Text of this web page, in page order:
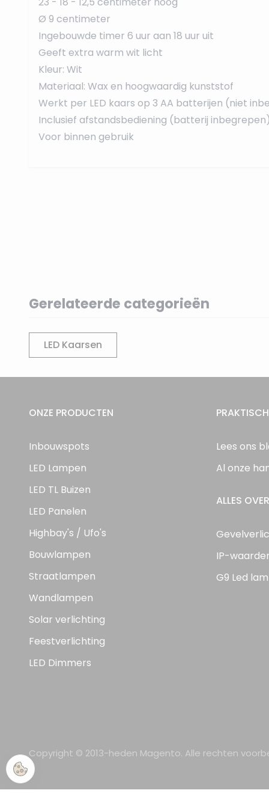
Ø 9 centimeter
Ingebouwde timer 6 uur aan 18 uur uit
Geeft extra warm wit licht
Kleur: Wit
Materiaal: Wax en hoogwaardig kunststof
Werkt per LED kaars op 3 AA batterijen (niet
Inclusief afstandsbediening (batterij inbegrepen)
Voor binnen gebruik
Gerelateerde categorieën
LED Kaarsen
ONZE PRODUCTEN
Inbouwspots
LED Lampen
LED TL Buizen
LED Panelen
Highbay's / Ufo's
Bouwlampen
Straatlampen
Wandlampen
Solar verlichting
Feestverlichting
LED Dimmers
Lees ons
Al onze
ALLES
IP-
G9 Led
Copyright © 2013-heden Magento. Alle rechten